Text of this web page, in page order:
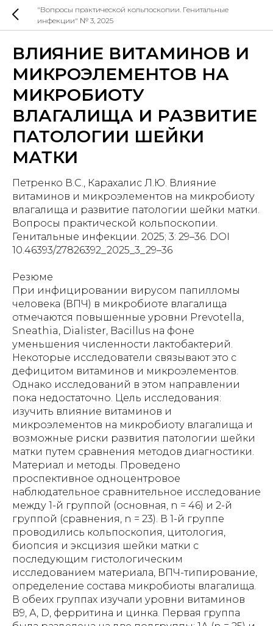
"Вопросы практической кольпоскопии. Генитальные
инфекции" № 3, 2025
ВЛИЯНИЕ ВИТАМИНОВ И
МИКРОЭЛЕМЕНТОВ НА
МИКРОБИОТУ
ВЛАГАЛИЩА И РАЗВИТИЕ
ПАТОЛОГИИ ШЕЙКИ
МАТКИ
Петренко В.С., Карахалис Л.Ю. Влияние
витаминов и микроэлементов на микробиоту
влагалища и развитие патологии шейки матки.
Вопросы практической кольпоскопии.
Генитальные инфекции. 2025; 3: 29–36. DOI
10.46393/27826392_2025_3_29–36
Резюме
При инфицировании вирусом папилломы
человека (ВПЧ) в микробиоте влагалища
отмечаются повышенные уровни Prevotella,
Sneathia, Dialister, Bacillus на фоне
уменьшения численности лактобактерий.
Некоторые исследователи связывают это с
дефицитом витаминов и микроэлементов.
Однако исследований в этом направлении
пока недостаточно. Цель исследования:
изучить влияние витаминов и
микроэлементов на микробиоту влагалища и
возможные риски развития патологии шейки
матки путем сравнения методов диагностики.
Материал и методы. Проведено
проспективное одноцентровое
наблюдательное сравнительное исследование
между 1-й группой (основная, n = 46) и 2-й
группой (сравнения, n = 23). В 1-й группе
проводились кольпоскопия, цитология,
биопсия и эксцизия шейки матки с
последующим гистологическим
исследованием материала, ВПЧ-типирование,
определение состава микробиоты влагалища.
В обеих группах изучали уровни витаминов
В9, А, D, ферритина и цинка. Первая группа